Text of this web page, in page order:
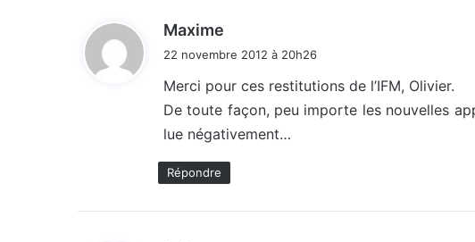
Maxime
22 novembre 2012 à 20h26
Merci pour ces restitutions de l’IFM, Olivier.
De toute façon, peu importe les nouvelles
lue négativement…
Répondre